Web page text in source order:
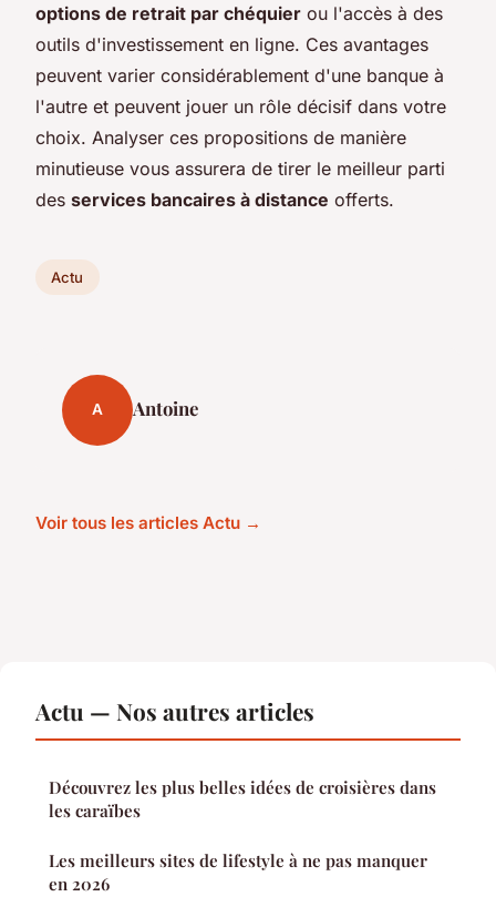
options de retrait par chéquier ou l'accès à des
outils d'investissement en ligne. Ces avantages
peuvent varier considérablement d'une banque à
l'autre et peuvent jouer un rôle décisif dans votre
choix. Analyser ces propositions de manière
minutieuse vous assurera de tirer le meilleur parti
des services bancaires à distance offerts.
Actu
A Antoine
Voir tous les articles Actu →
Actu — Nos autres articles
Découvrez les plus belles idées de croisières dans
les caraïbes
Les meilleurs sites de lifestyle à ne pas manquer
en 2026